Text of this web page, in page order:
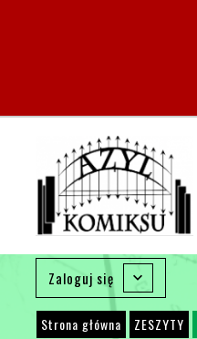
Zaloguj się
Strona główna ZESZYTY